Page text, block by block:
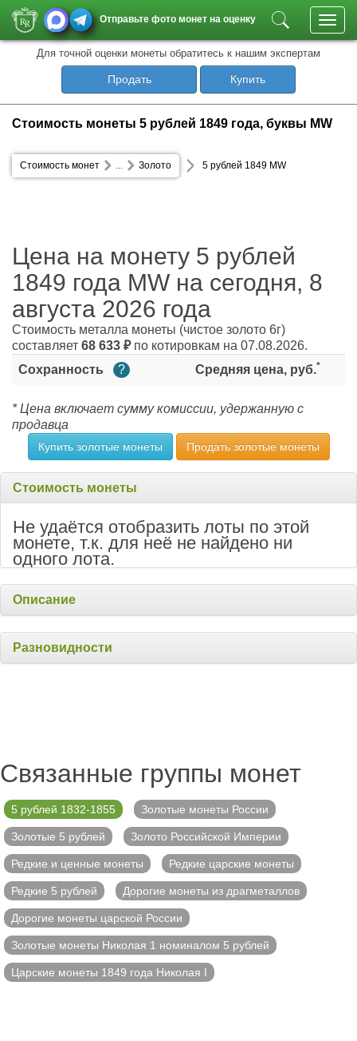
Отправьте фото монет на оценку
Для точной оценки монеты обратитесь к нашим экспертам
Продать Купить
Стоимость монеты 5 рублей 1849 года, буквы MW
Стоимость монет Золото
... 5 рублей 1849 MW
Цена на монету 5 рублей
1849 года MW на сегодня, 8
августа 2026 года
Стоимость металла монеты (чистое золото 6г)
составляет 68 633 ₽по котировкам на 07.08.2026.
Сохранность
? Средняя цена, руб.*
* Цена включает сумму комиссии, удержанную с
продавца
Купить золотые монеты Продать золотые монеты
Стоимость монеты
Не удаётся отобразить лоты по этой
монете, т.к. для неё не найдено ни
одного лота.
Описание
Разновидности
Связанные группы монет
5 рублей 1832-1855 Золотые монеты России
Золотые 5 рублей Золото Российской Империи
Редкие и ценные монеты Редкие царские монеты
Редкие 5 рублей Дорогие монеты из драгметаллов
Дорогие монеты царской России
Золотые монеты Николая 1 номиналом 5 рублей
Царские монеты 1849 года Николая I